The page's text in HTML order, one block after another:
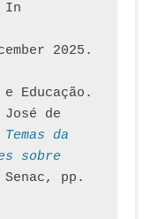
In
2025.
Educação.
de
da
sobre
pp.